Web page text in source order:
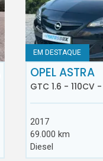
EM DESTAQUE
OPEL ASTRA
GTC 1.6 - 110CV
2017
69.000 km
Diesel